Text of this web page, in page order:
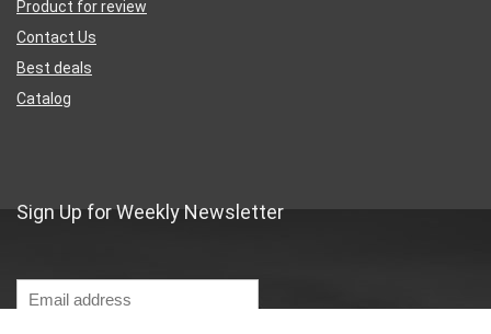
Product for review
Contact Us
Best deals
Catalog
Sign Up for Weekly Newsletter